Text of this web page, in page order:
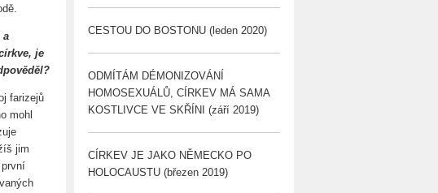
a
je
farizejů
mohl
jim
CESTOU DO BOSTONU (leden 2020)
ODMÍTÁM DÉMONIZOVÁNÍ
HOMOSEXUÁLŮ, CÍRKEV MÁ SAMA
KOSTLIVCE VE SKŘÍNI (září 2019)
CÍRKEV JE JAKO NĚMECKO PO
HOLOCAUSTU (březen 2019)